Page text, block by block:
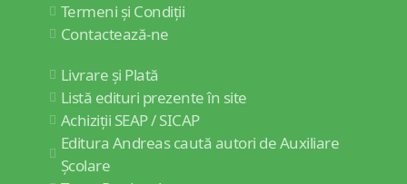
Termeni și Condiții
Contactează-ne
Livrare și Plată
Listă edituri prezente în site
Achiziții SEAP / SICAP
Editura Andreas caută autori de Auxiliare
Școlare